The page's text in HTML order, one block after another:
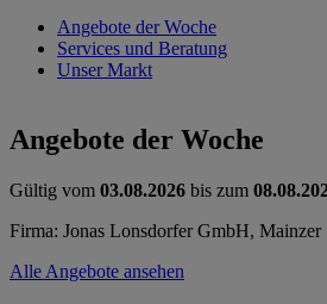
Angebote der Woche
Services und Beratung
Unser Markt
Angebote der Woche
Gültig vom 03.08.2026 bis zum
Firma: Jonas Lonsdorfer GmbH, Mainzer
Alle Angebote ansehen